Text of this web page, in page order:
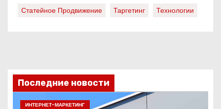
Статейное Продвижение
Таргетинг Технологии
Последние новости
ИНТЕРНЕТ-МАРКЕТИНГ